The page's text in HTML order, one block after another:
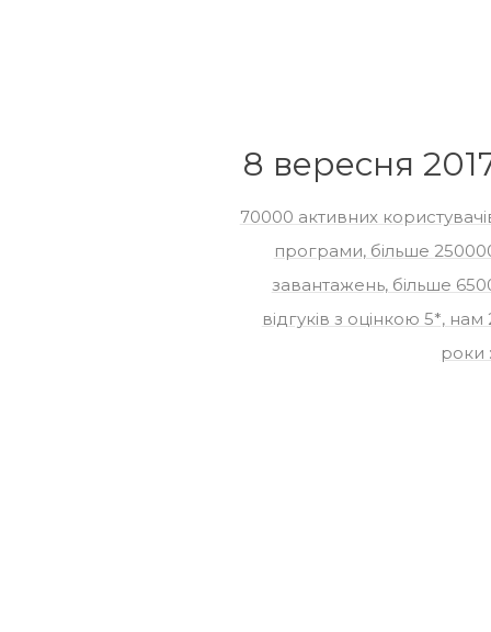
8 вересня
70000 активних
програми, більше
завантажень, більше
відгуків з оцінкою 5*, нам
роки